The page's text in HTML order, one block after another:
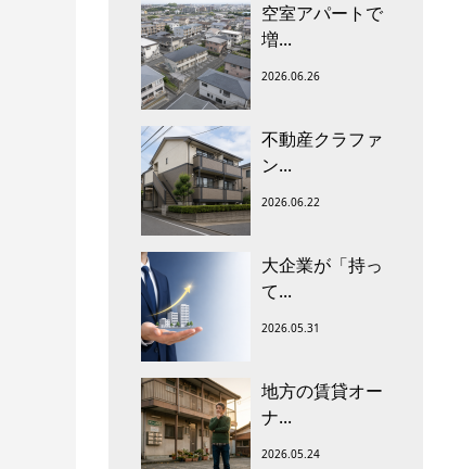
空室アパートで
増...
2026.06.26
不動産クラファ
ン...
2026.06.22
大企業が「持っ
て...
2026.05.31
地方の賃貸オー
ナ...
2026.05.24